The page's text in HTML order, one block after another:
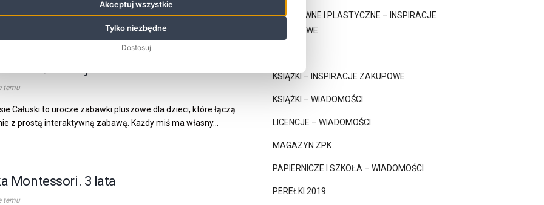
wprowadzi na rynek nową serię książek z zadaniami i...
Episie Całuski – słodkie misie w
i uśmiechy
temu
Całuski to urocze zabawki pluszowe dla dzieci, które łączą
z prostą interaktywną zabawą. Każdy miś ma własny...
Montessori. 3 lata
temu
KREATYWNE I PLASTYCZNE – INSPIRACJE
ZAKUPOWE
KSIĄŻKI – INSPIRACJE ZAKUPOWE
KSIĄŻKI – WIADOMOŚCI
LICENCJE – WIADOMOŚCI
MAGAZYN ZPK
PAPIERNICZE I SZKOŁA – WIADOMOŚCI
PEREŁKI 2019
Akceptuj wszystkie
Tylko niezbędne
Dostosuj